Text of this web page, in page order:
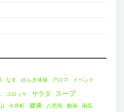
なす ゆらぎ体操 アロマ イベント
コロッケ サラダ スープ
今井町 健康 八咫烏 動画 南瓜